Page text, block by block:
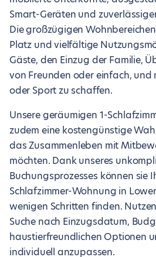
Smart-Geräten und
Die großzügigen
Platz und vielfältige
Gäste, den Einzug der Familie,
von Freunden oder einfach, und
oder Sport zu schaffen.
Unsere geräumigen 1-
zudem eine kostengünstige
das Zusammenleben mit
möchten. Dank unseres
Buchungsprozesses können sie
Schlafzimmer-Wohnung in
wenigen Schritten finden.
Suche nach Einzugsdatum,
haustierfreundlichen Optionen
individuell anzupassen.